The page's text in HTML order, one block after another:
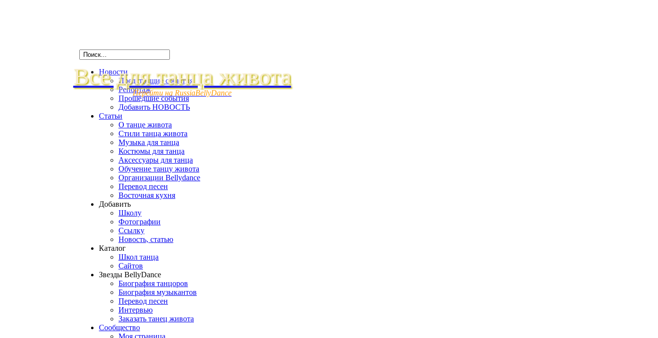
Все для танца живота
Перейти на RussiaBellyDance
Новости
Предстоящие события
Репортаж
Прошедшие события
Добавить НОВОСТЬ
Статьи
О танце живота
Стили танца живота
Музыка для танца
Костюмы для танца
Аксессуары для танца
Обучение танцу живота
Организации Bellydance
Перевод песен
Восточная кухня
Добавить
Школу
Фотографии
Ссылку
Новость, статью
Каталог
Школ танца
Сайтов
Звезды BellyDance
Биография танцоров
Биография музыкантов
Перевод песен
Интервью
Заказать танец живота
Сообщество